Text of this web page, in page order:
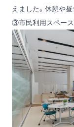
えました。休憩や
③市民利用スペー